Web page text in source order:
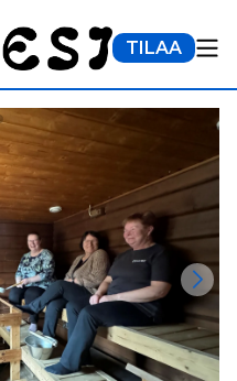
TILAA